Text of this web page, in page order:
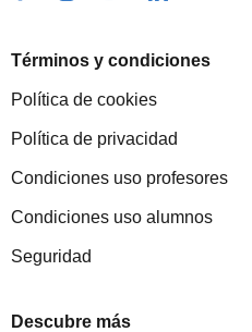
Términos y condiciones
Política de cookies
Política de privacidad
Condiciones uso profesores
Condiciones uso alumnos
Seguridad
Descubre más